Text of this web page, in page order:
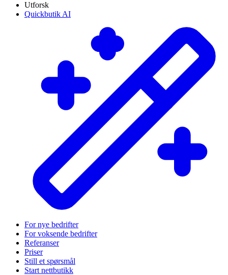
Utforsk
Quickbutik AI
For nye bedrifter
For voksende bedrifter
Referanser
Priser
Still et spørsmål
Start nettbutikk